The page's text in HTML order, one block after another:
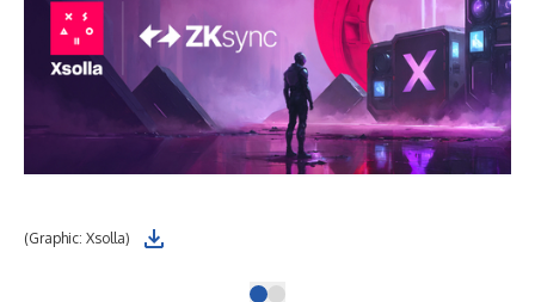
(Graphic: Xsolla)